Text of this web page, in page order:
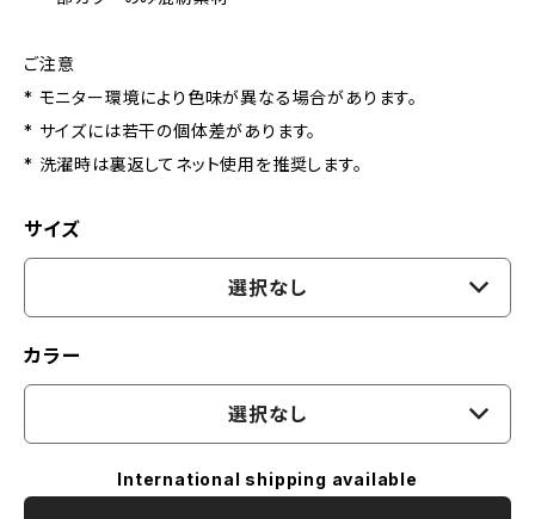
ご注意
* モニター環境により色味が異なる場合があります。
* サイズには若干の個体差があります。
* 洗濯時は裏返してネット使用を推奨します。
サイズ
選択なし
カラー
選択なし
International shipping available